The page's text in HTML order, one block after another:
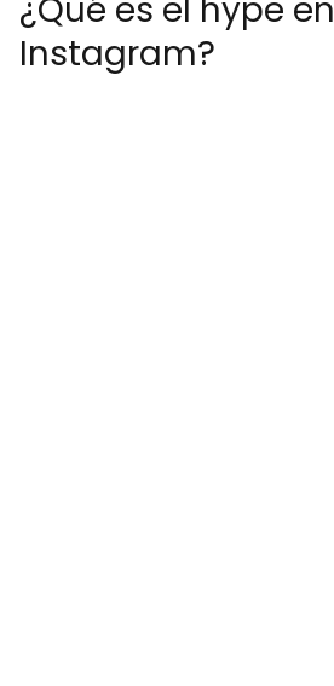
¿Qué es el hype en
Instagram?